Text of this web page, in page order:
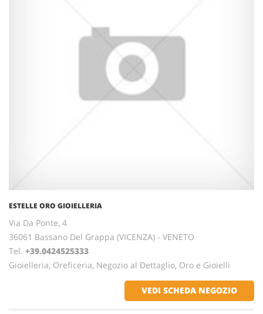
ESTELLE ORO GIOIELLERIA
Via Da Ponte, 4
36061 Bassano Del Grappa (VICENZA) - VENETO
Tel. +39.0424525333
Gioielleria, Oreficeria, Negozio al Dettaglio, Oro e Gioielli
VEDI SCHEDA NEGOZIO